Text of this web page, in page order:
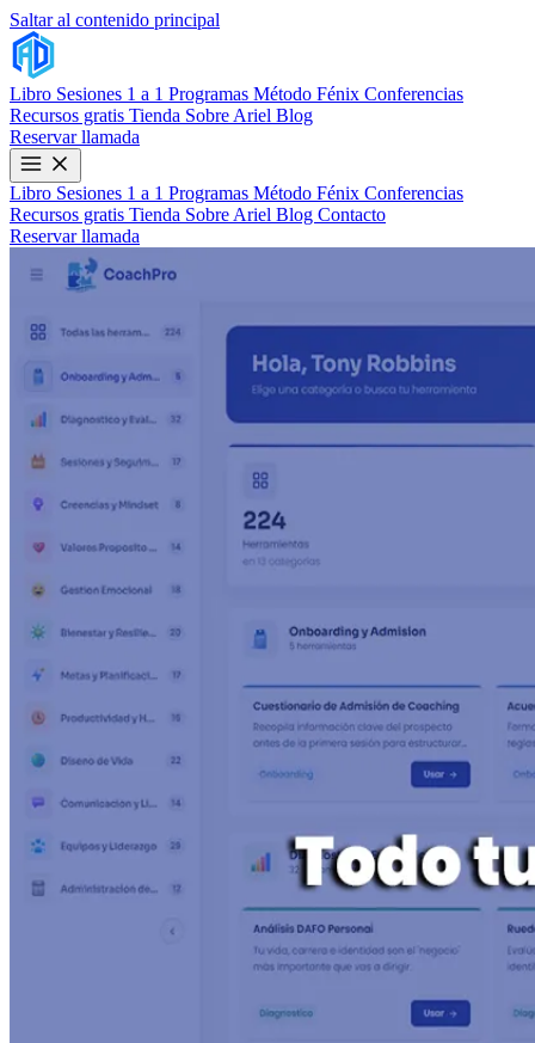
Saltar al contenido principal
Libro Sesiones 1 a 1 Programas Método Fénix Conferencias
Recursos gratis Tienda Sobre Ariel Blog
Reservar llamada
Libro Sesiones 1 a 1 Programas Método Fénix Conferencias
Recursos gratis Tienda Sobre Ariel Blog Contacto
Reservar llamada